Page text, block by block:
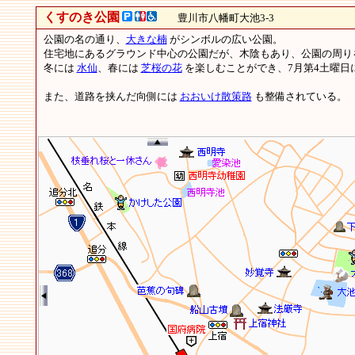
くすのき公園
豊川市八幡町大池3-3
公園の名の通り、 大きな楠がシンボルの広い公園。
住宅地にあるグラウンド中心の公園だが、木陰もあり、公園の周
冬には 水仙、春には 芝桜の花を楽しむことができ、7月第4土曜日
また、道路を挟んだ向側には おおいけ散策路も整備されている。